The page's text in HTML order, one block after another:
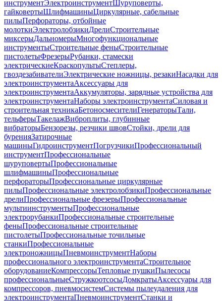
инструментЭлектроинструментШуруповерты,
гайковертыШлифмашиныЦиркулярные, сабельные
пилыПерфораторы, отбойные
молоткиЭлектролобзикиДрелиСтроительные
миксерыДальномерыМногофункциональные
инструментыСтроительные феныСтроительные
пистолетыФрезерыРубанки, стамески
электрическиеКраскопультыСтеплеры,
гвоздезабивателиЭлектрические ножницы, резакиНасадки для
электроинструментаАксессуары для
электроинструментаАккумуляторы, зарядные устройства для
электроинструментаНаборы электроинструментаСиловая и
строительная техникаБетоносмесителиГенераторыТали,
тельферыТакелажВиброплиты, глубинные
вибраторыБензорезы, резчики швовСтойки, дрели для
буренияЗатирочные
машиныГидроинструментПогрузчикиПрофессиональный
инструментПрофессиональные
шуруповертыПрофессиональные
шлифмашиныПрофессиональные
перфораторыПрофессиональные циркулярные
пилыПрофессиональные электролобзикиПрофессиональные
дрелиПрофессиональные фрезерыПрофессиональные
мультиинструментыПрофессиональные
электрорубанкиПрофессиональные строительные
феныПрофессиональные строительные
пистолетыПрофессиональные точильные
станкиПрофессиональные
электроножницыПневмоинструментНаборы
профессионального электроинструментаСтроительное
оборудованиеКомпрессорыТепловые пушкиПылесосы
профессиональныеСтружкоотсосыДомкратыАксессуары для
компрессоров, пневмосистемСистемы пылеудаления для
электроинструментаПневмоинструментСтанки и